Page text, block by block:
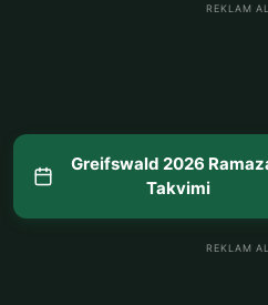
REKLAM
Greifswald 2026
Takvimi
REKLAM